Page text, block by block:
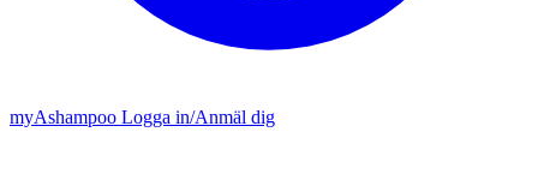
myAshampoo Logga in/Anmäl dig